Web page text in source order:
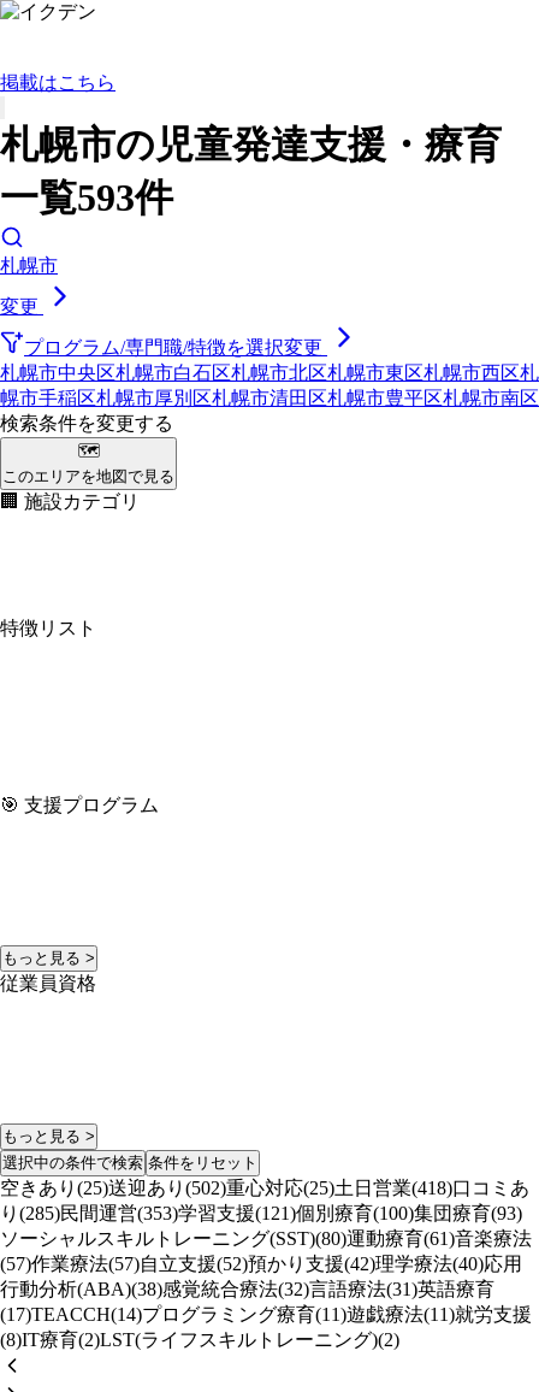
掲載はこちら
札幌市の児童発達支援・療育
一覧593件
札幌市
変更
プログラム/専門職/特徴を選択変更
札幌市中央区札幌市白石区札幌市北区札幌市東区札幌市西区札
幌市手稲区札幌市厚別区札幌市清田区札幌市豊平区札幌市南区
検索条件を変更する
🗺
このエリアを地図で見る
🏢 施設カテゴリ
特徴リスト
🎯 支援プログラム
もっと見る >
従業員資格
もっと見る >
選択中の条件で検索 条件をリセット
空きあり(25)送迎あり(502)重心対応(25)土日営業(418)口コミあ
り(285)民間運営(353)学習支援(121)個別療育(100)集団療育(93)
ソーシャルスキルトレーニング(SST)(80)運動療育(61)音楽療法
(57)作業療法(57)自立支援(52)預かり支援(42)理学療法(40)応用
行動分析(ABA)(38)感覚統合療法(32)言語療法(31)英語療育
(17)TEACCH(14)プログラミング療育(11)遊戯療法(11)就労支援
(8)IT療育(2)LST(ライフスキルトレーニング)(2)